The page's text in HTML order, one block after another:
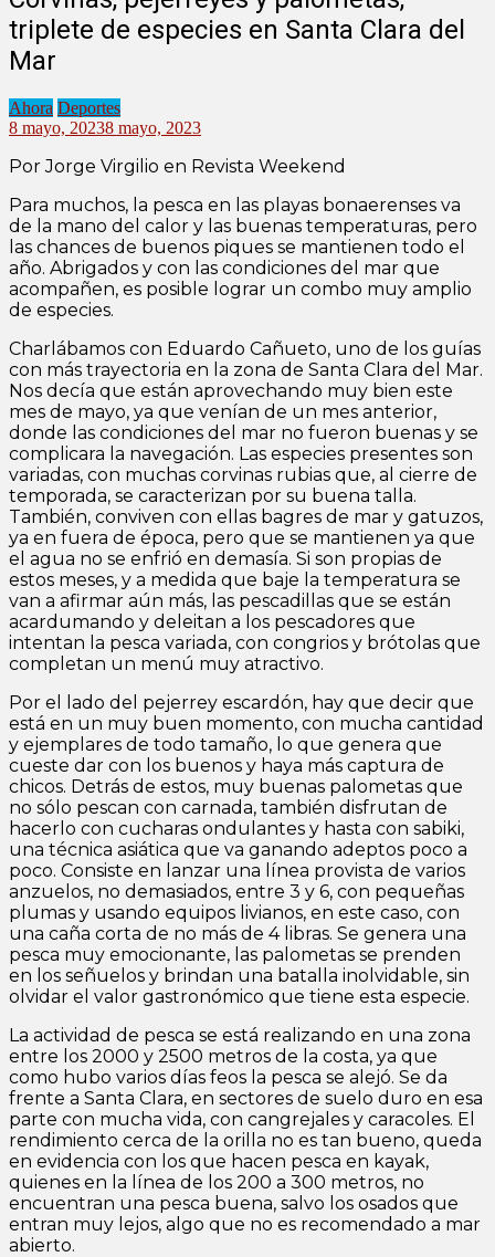
triplete de especies en Santa Clara del
Mar
Ahora Deportes
8 mayo, 20238 mayo, 2023
Por Jorge Virgilio en Revista Weekend
Para muchos, la pesca en las playas bonaerenses va
de la mano del calor y las buenas temperaturas, pero
las chances de buenos piques se mantienen todo el
año. Abrigados y con las condiciones del mar que
acompañen, es posible lograr un combo muy amplio
de especies.
Charlábamos con Eduardo Cañueto, uno de los guías
con más trayectoria en la zona de Santa Clara del Mar.
Nos decía que están aprovechando muy bien este
mes de mayo, ya que venían de un mes anterior,
donde las condiciones del mar no fueron buenas y se
complicara la navegación. Las especies presentes son
variadas, con muchas corvinas rubias que, al cierre de
temporada, se caracterizan por su buena talla.
También, conviven con ellas bagres de mar y gatuzos,
ya en fuera de época, pero que se mantienen ya que
el agua no se enfrió en demasía. Si son propias de
estos meses, y a medida que baje la temperatura se
van a afirmar aún más, las pescadillas que se están
acardumando y deleitan a los pescadores que
intentan la pesca variada, con congrios y brótolas que
completan un menú muy atractivo.
Por el lado del pejerrey escardón, hay que decir que
está en un muy buen momento, con mucha cantidad
y ejemplares de todo tamaño, lo que genera que
cueste dar con los buenos y haya más captura de
chicos. Detrás de estos, muy buenas palometas que
no sólo pescan con carnada, también disfrutan de
hacerlo con cucharas ondulantes y hasta con sabiki,
una técnica asiática que va ganando adeptos poco a
poco. Consiste en lanzar una línea provista de varios
anzuelos, no demasiados, entre 3 y 6, con pequeñas
plumas y usando equipos livianos, en este caso, con
una caña corta de no más de 4 libras. Se genera una
pesca muy emocionante, las palometas se prenden
en los señuelos y brindan una batalla inolvidable, sin
olvidar el valor gastronómico que tiene esta especie.
La actividad de pesca se está realizando en una zona
entre los 2000 y 2500 metros de la costa, ya que
como hubo varios días feos la pesca se alejó. Se da
frente a Santa Clara, en sectores de suelo duro en esa
parte con mucha vida, con cangrejales y caracoles. El
rendimiento cerca de la orilla no es tan bueno, queda
en evidencia con los que hacen pesca en kayak,
quienes en la línea de los 200 a 300 metros, no
encuentran una pesca buena, salvo los osados que
entran muy lejos, algo que no es recomendado a mar
abierto.